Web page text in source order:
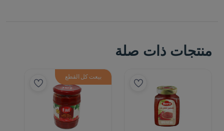
منتجات ذات صلة
بيعت كل القطع